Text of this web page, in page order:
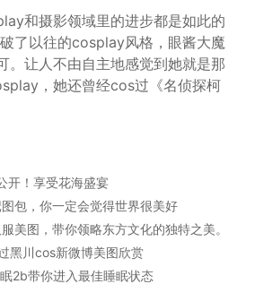
和摄影领域里的进步都是如此的
了以往的cosplay风格，眼酱大魔
。让人不由自主地感觉到她就是那
，她还曾经cos过《名侦探柯
开！享受花海盛宴
包，你一定会觉得世界很美好
美图，带你领略东方文化的独特之美。
黑川cos新微博美图欣赏
2b带你进入最佳睡眠状态